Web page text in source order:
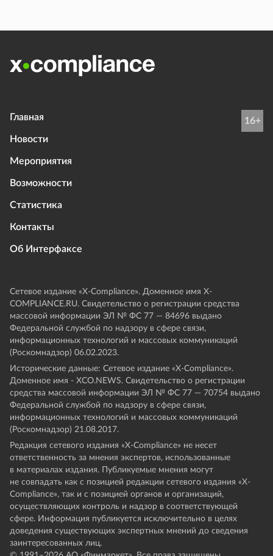
Главная
Новости
Мероприятия
Возможности
Статистика
Контакты
Об Интерфаксе
16+
Сетевое издание «Х-Compliance». Доменное имя X-
COMPLIANCE.RU. Свидетельство о регистрации средства
массовой информации ЭЛ № ФС 77 — 84696 выдано
Федеральной службой по надзору в сфере связи,
информационных технологий и массовых коммуникаций
(Роскомнадзор) 06.02.2023.
Исторические данные: Сетевое издание «Х-Compliance».
Доменное имя - XCO.NEWS. Свидетельство о регистрации
средства массовой информации ЭЛ № ФС 77 — 70754 выдано
Федеральной службой по надзору в сфере связи,
информационных технологий и массовых коммуникаций
(Роскомнадзор) 21.08.2017.
Редакция сетевого издания «X-Compliance» не несет
ответственность за мнения экспертов, использованные
в материалах издания. Публикуемые мнения могут
не совпадать как с позицией редакции сетевого издания «X-
Compliance», так и с позицией органов и организаций,
осуществляющих контроль и надзор в соответствующей
сфере. Информация публикуется исключительно в целях
доведения существующих экспертных мнений до сведения
заинтересованных лиц.